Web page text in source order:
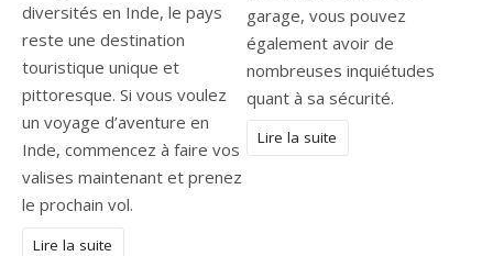
diversités en Inde, le pays
reste une destination
touristique unique et
pittoresque. Si vous voulez
un voyage d’aventure en
Inde, commencez à faire vos
valises maintenant et prenez
le prochain vol.
Lire la suite
garage, vous pouvez
également avoir de
nombreuses inquiétudes
quant à sa sécurité.
Lire la suite